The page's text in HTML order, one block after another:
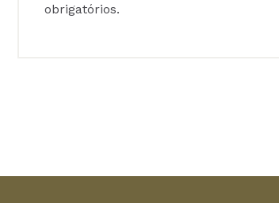
obrigatórios.